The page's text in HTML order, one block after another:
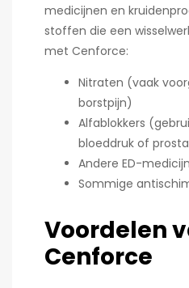
medicijnen en
stoffen die een
met Cenforce:
Nitraten (vaak
borstpijn)
Alfablokkers
bloeddruk of
Andere ED-
Sommige
Voordelen
Cenforce